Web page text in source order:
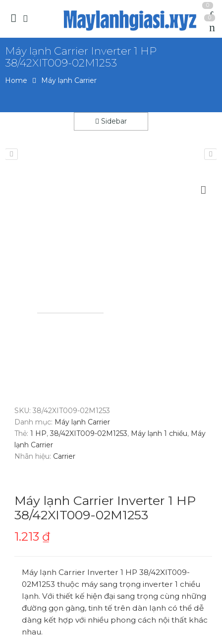
0
0
Máy lạnh Carrier Inverter 1 HP
38/42XIT009-02M1253
Home Máy lạnh Carrier
Sidebar
SKU:38/42XIT009-02M1253
Danh mục: Máy lạnh Carrier
Thẻ:1 HP,38/42XIT009-02M1253, Máy lạnh 1 chiều, Máy
lạnh Carrier
Nhãn hiệu: Carrier
Máy lạnh Carrier Inverter 1 HP
38/42XIT009-02M1253
1.213 ₫
Máy lạnh Carrier Inverter 1 HP 38/42XIT009-
02M1253 thuộc máy sang trọng inverter 1 chiều
lạnh. Với thiết kế hiện đại sang trọng cùng những
đường gọn gàng, tinh tế trên dàn lạnh có thể dễ
dàng kết hợp với nhiều phong cách nội thất khác
nhau.